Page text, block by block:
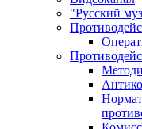
"Русский